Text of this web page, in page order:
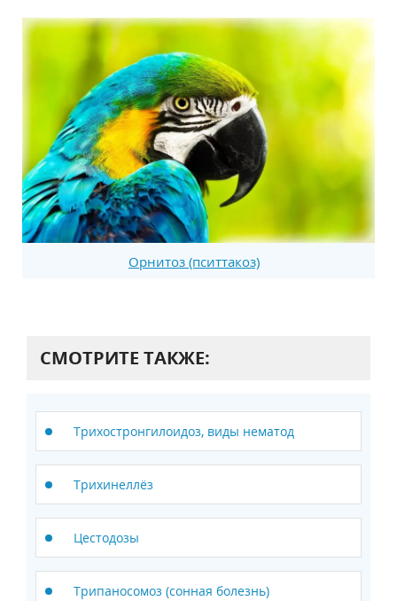
Орнитоз (пситтакоз)
СМОТРИТЕ ТАКЖЕ:
Трихостронгилоидоз, виды нематод
Трихинеллёз
Цестодозы
Трипаносомоз (сонная болезнь)